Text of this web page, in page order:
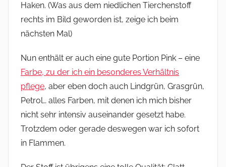
Haken. (Was aus dem niedlichen Tierchenstoff
rechts im Bild geworden ist, zeige ich beim
nächsten Mal)
Nun enthält er auch eine gute Portion Pink – eine
Farbe, zu der ich ein besonderes Verhältnis
pflege, aber eben doch auch Lindgrün, Grasgrün,
Petrol… alles Farben, mit denen ich mich bisher
nicht sehr intensiv auseinander gesetzt habe.
Trotzdem oder gerade deswegen war ich sofort
in Flammen.